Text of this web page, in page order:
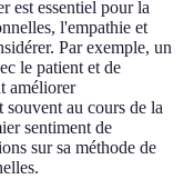
est essentiel pour la
l'empathie et
Par exemple, un
le patient et de
améliorer
au cours de la
sentiment de
sur sa méthode de